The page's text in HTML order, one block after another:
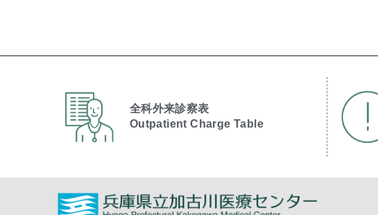
全科外来診察表
Outpatient Charge Table​